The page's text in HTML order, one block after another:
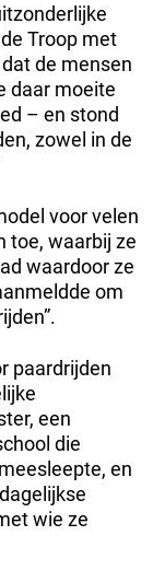
Troop met
de mensen
daar moeite
– en stond
zowel in de
voor velen
toe, waarbij ze
waardoor ze
om
paardrijden
een
die
en
wie ze